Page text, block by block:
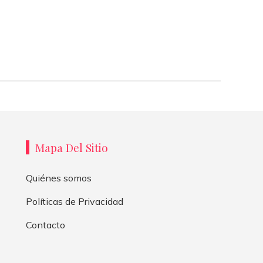
Mapa Del Sitio
Quiénes somos
Políticas de Privacidad
Contacto